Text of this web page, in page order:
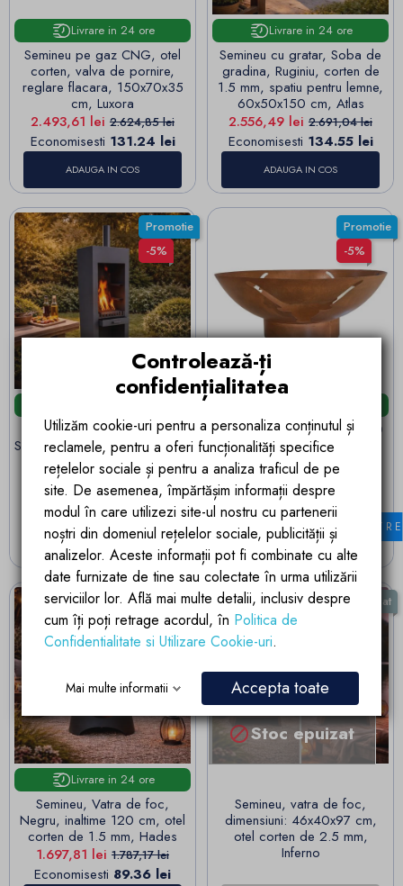
Livrare in 24 ore
Semineu pe gaz CNG, otel
corten, valva de pornire,
reglare flacara, 150x70x35
cm, Luxora
Pret
2.493,61 lei Pret de baza
2.624,85 lei
Economisesti 131.24 lei
ADAUGA IN COS
Livrare in 24 ore
Semineu cu gratar, Soba de
gradina, Ruginiu, corten de
1.5 mm, spatiu pentru lemne,
60x50x150 cm, Atlas
Pret
2.556,49 lei Pret de baza
2.691,04 lei
Economisesti 134.55 lei
ADAUGA IN COS
Promotie
-5%
Semineu cu gratar, Negru,
Soba de gradina, 60x50x150
cm, otel corten de 1.5 mm,
spatiu pentru lemne, Atlas
Pret
2.046,11 leiPret de baza
2.153,80 lei
Economisesti107.69 lei
Promotie
-5%
Vatra de foc, dia 80 x H 40
cm, otel corten de 2.5 mm,
Toro
Pret
1.285,14 leiPret de baza
1.352,78 lei
Economisesti67.64 lei
ADAUGA IN COS
Promotie
-5%
Livrare in 24 ore
Semineu, Vatra de foc,
Negru, inaltime 120 cm, otel
corten de 1.5 mm, Hades
Pret
1.697,81 lei Pret de baza
1.787,17 lei
Economisesti 89.36 lei
Stoc epuizat
Stoc epuizat
Semineu, vatra de foc,
dimensiuni: 46x40x97 cm,
otel corten de 2.5 mm,
Inferno
Controlează-ți
confidențialitatea
Utilizăm cookie-uri pentru a personaliza conținutul și
reclamele, pentru a oferi funcționalități specifice
rețelelor sociale și pentru a analiza traficul de pe
site. De asemenea, împărtășim informații despre
modul în care utilizezi site-ul nostru cu partenerii
noștri din domeniul rețelelor sociale, publicității și
analizelor. Aceste informații pot fi combinate cu alte
date furnizate de tine sau colectate în urma utilizării
serviciilor lor. Află mai multe detalii, inclusiv despre
cum îți poți retrage acordul, în Politica de
Confidentialitate si Utilizare Cookie-uri.
Mai multe informatii Accepta toate
FILTRE